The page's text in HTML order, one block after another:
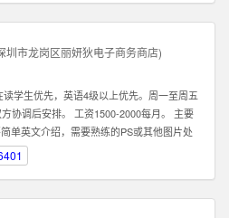
圳市龙岗区丽妍狄电子商务商店)
学生优先，英语4级以上优先。周一至周五
协调后安排。 工资1500-2000每月。 主要
单英文介绍，需要熟练的PS或其他图片处
程中需要有一定的想法和创新。 联系人：